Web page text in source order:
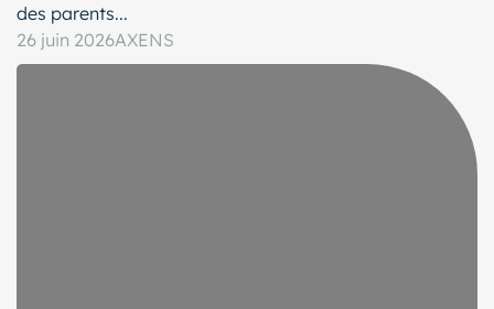
des parents...
26 juin 2026AXENS